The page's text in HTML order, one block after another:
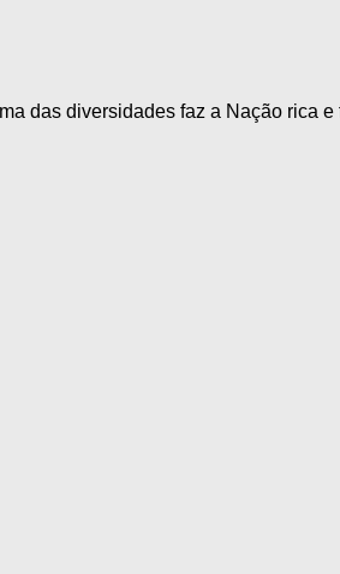
das diversidades faz a Nação rica